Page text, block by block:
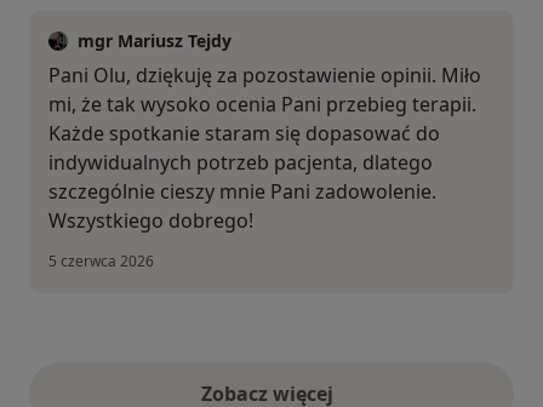
mgr Mariusz Tejdy
Pani Olu, dziękuję za pozostawienie opinii. Miło
mi, że tak wysoko ocenia Pani przebieg terapii.
Każde spotkanie staram się dopasować do
indywidualnych potrzeb pacjenta, dlatego
szczególnie cieszy mnie Pani zadowolenie.
Wszystkiego dobrego!
5 czerwca 2026
Zobacz więcej